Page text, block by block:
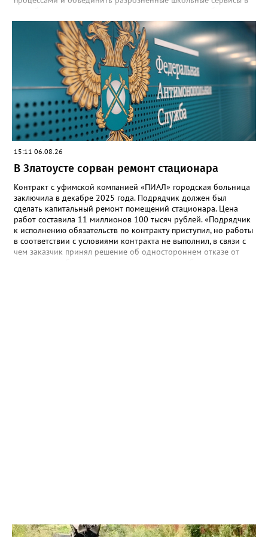
региональном министерстве образования. - Платформа ТОР
“Моя школа” объединит все школьные сервисы в единую
безопасную государственную экосистему. Предполагается, что
переход пройдёт максимально комфортно для пользователей».
Привычные функции - оценки, расписание, домашние задания,
связь с учителями, знакомые пользователям экосистемы
«Госуслуги Моя школа», не просто сохранятся, они будут
собраны в одном месте, подчеркнули в ведомстве. Причём в
этом случае переход на ТОР станет вообще незаметным.
15:11 06.08.26
В Златоусте сорван ремонт стационара
Контракт с уфимской компанией «ПИАЛ» городская больница
заключила в декабре 2025 года. Подрядчик должен был
сделать капитальный ремонт помещений стационара. Цена
работ составила 11 миллионов 100 тысяч рублей. «Подрядчик
к исполнению обязательств по контракту приступил, но работы
в соответствии с условиями контракта не выполнил, в связи с
чем заказчик принял решение об одностороннем отказе от